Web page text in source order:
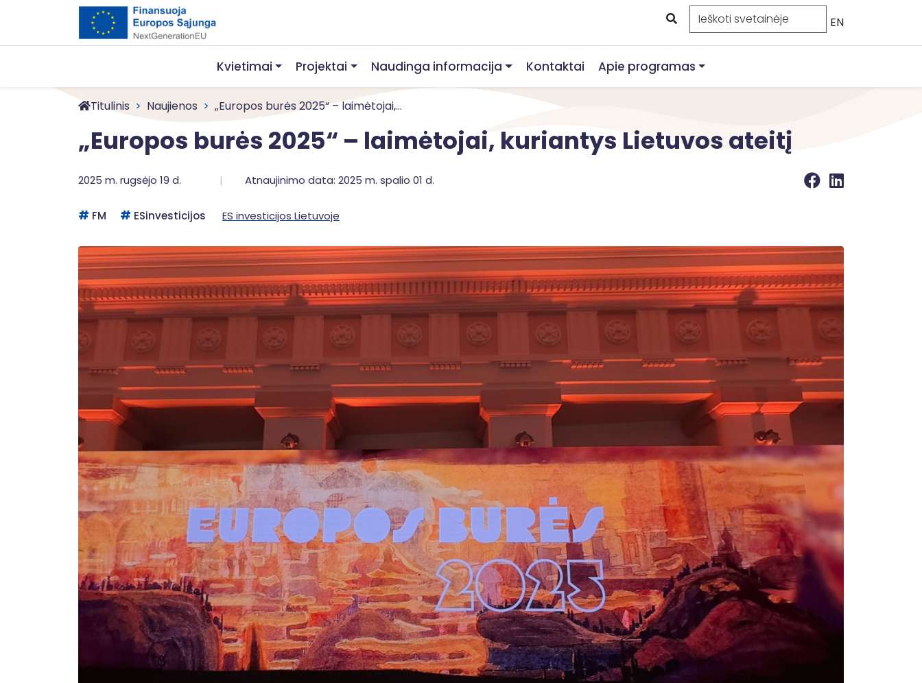
EN
Kvietimai Projektai Naudinga informacija Kontaktai Apie programas
Titulinis Naujienos „Europos burės 2025“ – laimėtojai,...
„Europos burės 2025“ – laimėtojai, kuriantys Lietuvos ateitį
2025 m. rugsėjo 19 d. Atnaujinimo data: 2025 m. spalio 01 d.
FM ESinvesticijos ES investicijos Lietuvoje